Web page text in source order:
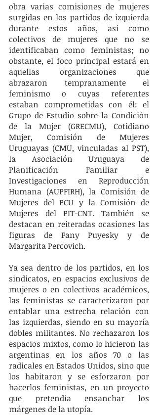
obra varias comisiones de mujeres
surgidas en los partidos de izquierda
durante estos años, así como
colectivos de mujeres que no se
identificaban como feministas; no
obstante, el foco principal estará en
aquellas organizaciones que
abrazaron tempranamente el
feminismo o cuyas referentes
estaban comprometidas con él: el
Grupo de Estudio sobre la Condición
de la Mujer (GRECMU), Cotidiano
Mujer, Comisión de Mujeres
Uruguayas (CMU, vinculadas al PST),
la Asociación Uruguaya de
Planificación Familiar e
Investigaciones en Reproducción
Humana (AUPFIRH), la Comisión de
Mujeres del PCU y la Comisión de
Mujeres del PIT-CNT. También se
destacan en reiteradas ocasiones las
figuras de Fany Puyesky y de
Margarita Percovich.
Ya sea dentro de los partidos, en los
sindicatos, en espacios exclusivos de
mujeres o en colectivos académicos,
las feministas se caracterizaron por
entablar una estrecha relación con
las izquierdas, siendo en su mayoría
dobles militantes. No rechazaron los
espacios mixtos, como lo hicieron las
argentinas en los años 70 o las
radicales en Estados Unidos, sino que
los habitaron y se esforzaron por
hacerlos feministas, en un proyecto
que pretendía ensanchar los
márgenes de la utopía.